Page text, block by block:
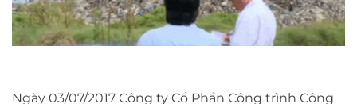
Ngày 03/07/2017 Công ty Cổ Phần Công trình Công